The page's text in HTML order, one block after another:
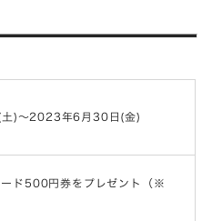
)〜2023年6月30日(金)
ード500円券をプレゼント（※